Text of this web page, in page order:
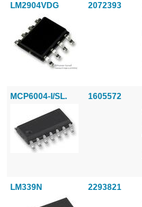
LM2904VDG 2072393
MCP6004-I/SL. 1605572
LM339N 2293821